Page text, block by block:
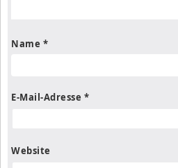
Name *
E-Mail-Adresse *
Website